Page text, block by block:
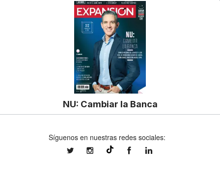
NU: Cambiar la Banca
Síguenos en nuestras redes sociales:
expansionmxexpansionmx ExpansionMex